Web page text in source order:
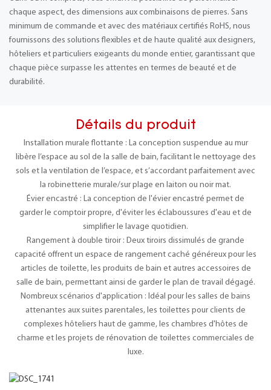
chaque aspect, des dimensions aux combinaisons de pierres. Sans
minimum de commande et avec des matériaux certifiés RoHS, nous
fournissons des solutions flexibles et de haute qualité aux designers,
hôteliers et particuliers exigeants du monde entier, garantissant que
chaque pièce surpasse les attentes en termes de beauté et de
durabilité.
Détails du produit
Installation murale flottante : La conception suspendue au mur
libère l’espace au sol de la salle de bain, facilitant le nettoyage des
sols et la ventilation de l’espace, et s’accordant parfaitement avec
la robinetterie murale/sur plage en laiton ou noir mat.
Évier encastré : La conception de l'évier encastré permet de
garder le comptoir propre, d'éviter les éclaboussures d'eau et de
simplifier le lavage quotidien.
Rangement à double tiroir : Deux tiroirs dissimulés de grande
capacité offrent un espace de rangement caché généreux pour les
articles de toilette, les produits de bain et autres accessoires de
salle de bain, permettant ainsi de garder le plan de travail dégagé.
Nombreux scénarios d'application : Idéal pour les salles de bains
attenantes aux suites parentales, les toilettes pour clients de
complexes hôteliers haut de gamme, les chambres d'hôtes de
charme et les projets de rénovation de toilettes commerciales de
luxe.